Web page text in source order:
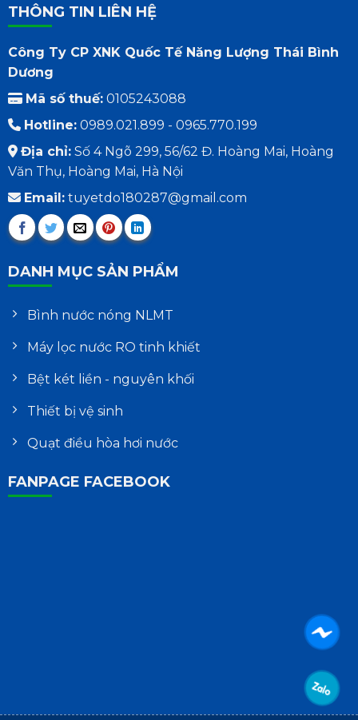
THÔNG TIN LIÊN HỆ
Công Ty CP XNK Quốc Tế Năng Lượng Thái Bình
Dương
Mã số thuế:0105243088
Hotline:0989.021.899 - 0965.770.199
Địa chỉ:Số 4 Ngõ 299, 56/62 Đ. Hoàng Mai, Hoàng
Văn Thụ, Hoàng Mai, Hà Nội
Email:tuyetdo180287@gmail.com
DANH MỤC SẢN PHẨM
Bình nước nóng NLMT
Máy lọc nước RO tinh khiết
Bệt két liền - nguyên khối
Thiết bị vệ sinh
Quạt điều hòa hơi nước
FANPAGE FACEBOOK